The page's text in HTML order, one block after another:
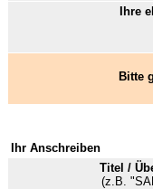
Ihre
Bitte
Ihr Anschreiben
Titel /
(z.B.